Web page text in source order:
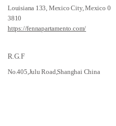
Louisiana 133, Mexico City, Mexico 0
3810
https://fennapartamento.com/
R.G.F
No.405,Julu Road,Shanghai China